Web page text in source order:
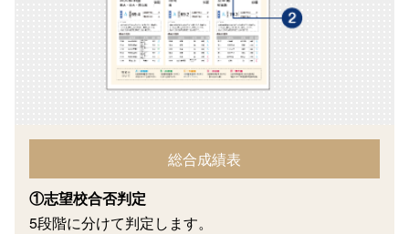
総合成績表
①志望校合否判定
5段階に分けて判定します。